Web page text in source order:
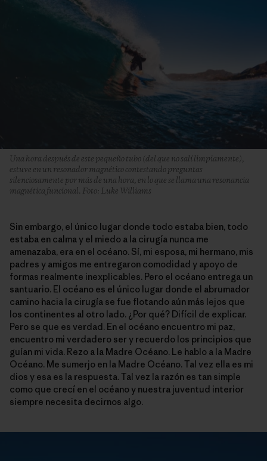
Una hora después de este pequeño tubo (del que no salí limpiamente),
estuve en un resonador magnético contestando preguntas
silenciosamente por más de una hora, en lo que se llama una resonancia
magnética funcional. Foto: Luke Williams
Sin embargo, el único lugar donde todo estaba bien, todo
estaba en calma y el miedo a la cirugía nunca me
amenazaba, era en el océano. Sí, mi esposa, mi hermano, mis
padres y amigos me entregaron comodidad y apoyo de
formas realmente inexplicables. Pero el océano entrega un
santuario. El océano es el único lugar donde el abrumador
camino hacia la cirugía se fue flotando aún más lejos que
los continentes al otro lado. ¿Por qué? Difícil de explicar.
Pero se que es verdad. En el océano encuentro mi paz,
encuentro mi verdadero ser y recuerdo los principios que
guían mi vida. Rezo a la Madre Océano. Le hablo a la Madre
Océano. Me sumerjo en la Madre Océano. Tal vez ella es mi
dios y esa es la respuesta. Tal vez la razón es tan simple
como que crecí en el océano y nuestra juventud interior
siempre necesita decirnos algo.